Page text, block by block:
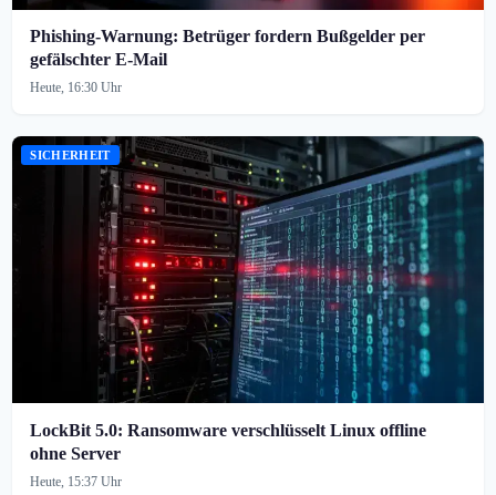
Phishing-Warnung: Betrüger fordern Bußgelder per
gefälschter E-Mail
Heute, 16:30 Uhr
SICHERHEIT
LockBit 5.0: Ransomware verschlüsselt Linux offline
ohne Server
Heute, 15:37 Uhr